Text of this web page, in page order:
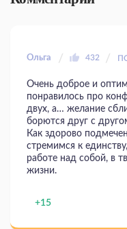
Ольга 432
Очень доброе и
понравилось про
двух, а… желание
борются друг с
Как здорово
стремимся к
работе над собой, в
жизни.
+15